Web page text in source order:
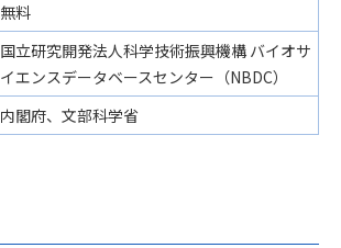
無料
国立研究開発法人科学技術振興機構 バイオサ
イエンスデータベースセンター（NBDC）
内閣府、文部科学省